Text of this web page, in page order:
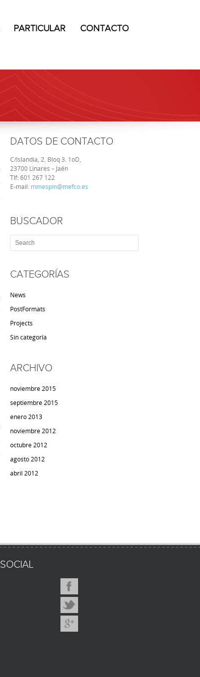
PARTICULAR CONTACTO
DATOS DE CONTACTO
C/Islandia, 2. Bloq 3. 1oD,
23700 Linares – Jaén
Tlf: 601 267 122
E-mail: mmespin@mefco.es
BUSCADOR
CATEGORÍAS
News
PostFormats
Projects
Sin categoría
ARCHIVO
noviembre 2015
septiembre 2015
enero 2013
noviembre 2012
octubre 2012
agosto 2012
abril 2012
SOCIAL